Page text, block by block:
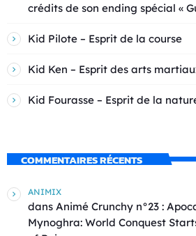
crédits de son ending spécial «
Kid Pilote – Esprit de la course
Kid Ken – Esprit des arts
Kid Fourasse – Esprit de la
COMMENTAIRES RÉCENTS
ANIMIX
dans Animé Crunchy n°23 :
Mynoghra: World Conquest